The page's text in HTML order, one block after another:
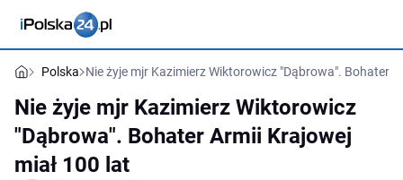
Polska Nie żyje mjr Kazimierz Wiktorowicz "Dąbrowa". Bohater
Nie żyje mjr Kazimierz Wiktorowicz
"Dąbrowa". Bohater Armii Krajowej
miał 100 lat